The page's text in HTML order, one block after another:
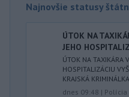
Najnovšie statusy
ÚTOK NA
JEHO
ÚTOK NA TAXIKÁRA
HOSPITALIZÁCIU
KRAJSKÁ
dnes 09:48 | Polícia